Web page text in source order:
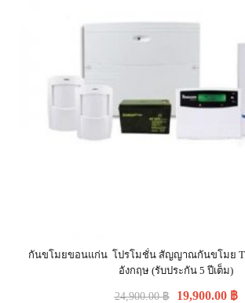
กันขโมยขอนแก่น โปรโมชั่น สัญญาณกันขโมย
อังกฤษ (รับประกัน 5 ปีเต็ม)
24,900.00฿ 19,900.00 ฿